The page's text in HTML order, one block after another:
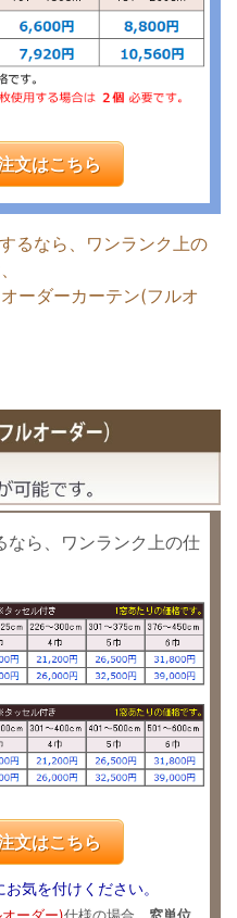
文はこちら
るなら、ワンランク上の
ーダーカーテン(フルオ
なら、ワンランク上の仕
文はこちら
気を付けください。